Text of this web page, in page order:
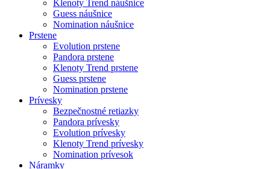
Klenoty Trend náušnice
Guess náušnice
Nomination náušnice
Prstene
Evolution prstene
Pandora prstene
Klenoty Trend prstene
Guess prstene
Nomination prstene
Prívesky
Bezpečnostné retiazky
Pandora prívesky
Evolution prívesky
Klenoty Trend prívesky
Nomination prívesok
Náramky